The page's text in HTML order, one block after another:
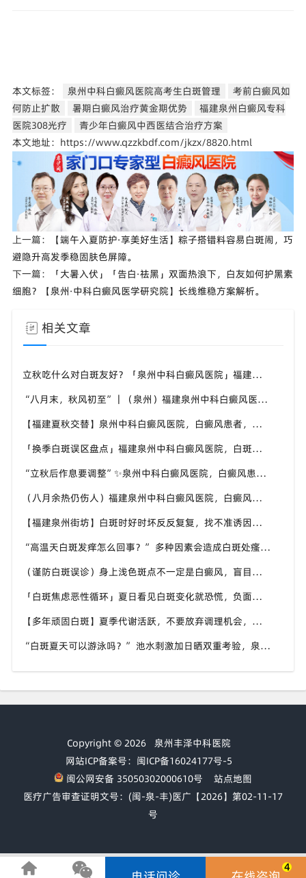
4
本文标签： 泉州中科白癜风医院高考生白斑管理
考前白癜风如
何防止扩散
暑期白癜风治疗黄金期优势
福建泉州白癜风专科
医院308光疗
青少年白癜风中西医结合治疗方案
本文地址：https://www.qzzkbdf.com/jkzx/8820.html
上一篇：
【端午入夏防护·享美好生活】粽子搭错料容易白斑闹，巧
避隐升高发季稳固肤色屏障。
下一篇：
「大暑入伏」「告白·祛黑」双面热浪下，白友如何护黑素
细胞？【泉州·中科白癜风医学研究院】长线维稳方案解析。
相关文章
立秋吃什么对白斑友好？「泉州中科白癜风医院」福建白癜风患者饮食不要盲目忌口
“八月末，秋风初至”｜（泉州）福建泉州中科白癜风医院，聊聊白癜风换季防护关键点
【福建夏秋交替】泉州中科白癜风医院，白癜风患者，入秋之后洗澡习惯也要多注意
「换季白斑误区盘点」福建泉州中科白癜风医院，白斑消长多变，科学对待才是正道
“立秋后作息要调整”✨泉州中科白癜风医院，白癜风患者，不良作息会影响皮肤状态
（八月余热仍伤人）福建泉州中科白癜风医院，白癜风外出，依旧要做好硬防晒措施
【福建泉州街坊】白斑时好时坏反反复复，找不准诱因，泉州中科白癜风医院帮梳理夏季白斑波动各类诱因
“高温天白斑发痒怎么回事？” 多种因素会造成白斑处瘙痒，泉州中科白癜风医院讲解白斑发痒的处理方式
（谨防白斑误诊）身上浅色斑点不一定是白癜风，盲目用药危害皮肤，泉州中科白癜风医院建议先明确白斑类型
「白斑焦虑恶性循环」夏日看见白斑变化就恐慌，负面情绪反加重病情，泉州中科白癜风医院呼吁放平心态应对
【多年顽固白斑】夏季代谢活跃，不要放弃调理机会，泉州中科白癜风医院建议结合自身情况定制改善思路
“白斑夏天可以游泳吗？” 池水刺激加日晒双重考验，泉州中科白癜风医院告知白癜风人群游泳防护要点
Copyright © 2026 泉州丰泽中科医院
网站ICP备案号：闽ICP备16024177号-5
闽公网安备 35050302000610号
站点地图
医疗广告审查证明文号：(闽-泉-丰)医广【2026】第02-11-17
号